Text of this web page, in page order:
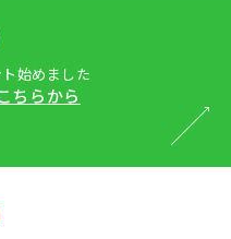
始めました
ちらから